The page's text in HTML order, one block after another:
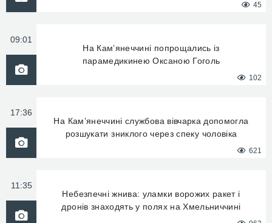
45
09:01
На Кам’янеччині попрощались із
парамедикинею Оксаною Гоголь
102
17:36
На Кам’янеччині службова вівчарка допомогла
розшукати зниклого через спеку чоловіка
621
11:35
Небезпечні жнива: уламки ворожих ракет і
дронів знаходять у полях на Хмельниччині